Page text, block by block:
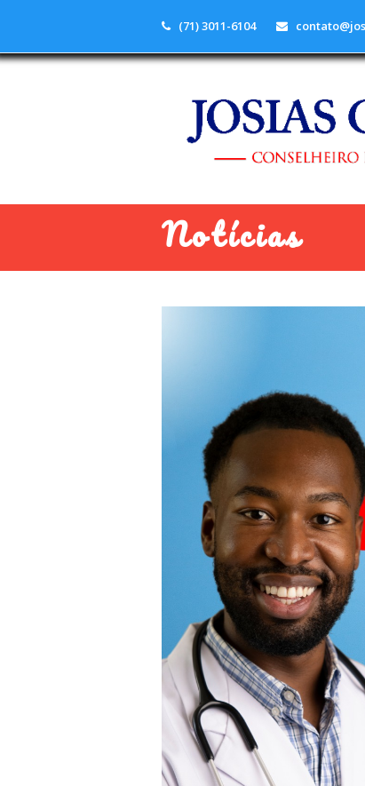
(71) 3011-6104
Notícias